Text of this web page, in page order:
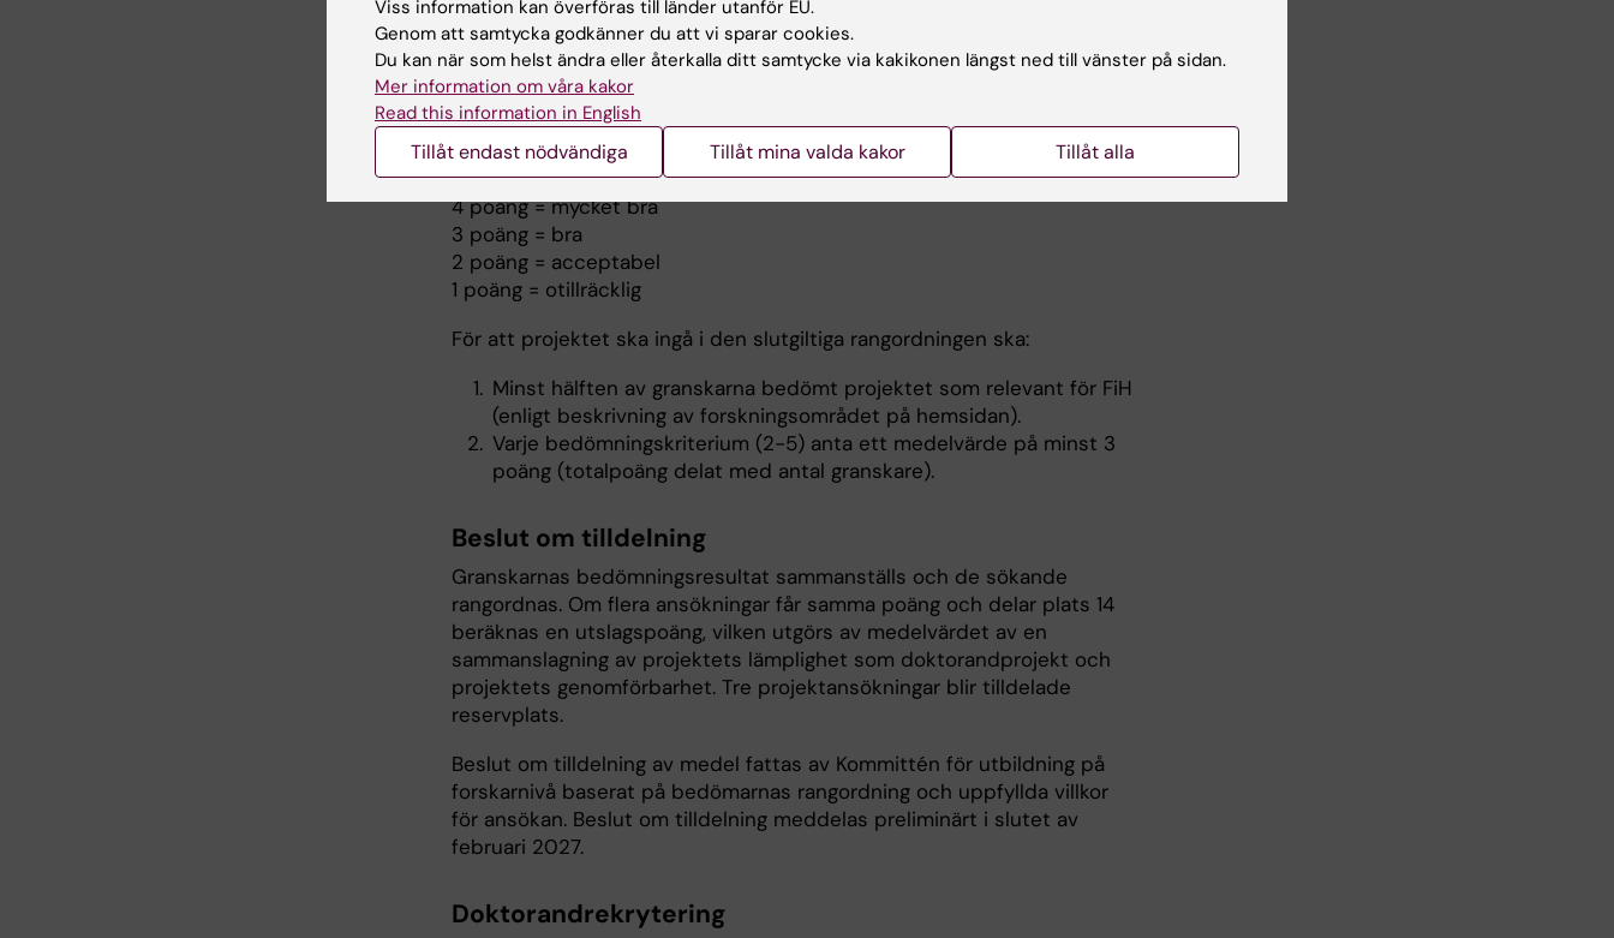
(ja/nej)
Projektets lämplighet som doktorandprojekt (1-5p)
Handledargruppens kompetens och doktorandens lärande (1-5p)
Projektets vetenskapliga kvalitet (1-5p)
Projektets genomförbarhet (1-5p)
5 poäng = utmärkt
4 poäng = mycket bra
3 poäng = bra
2 poäng = acceptabel
1 poäng = otillräcklig
För att projektet ska ingå i den slutgiltiga rangordningen ska:
Minst hälften av granskarna bedömt projektet som relevant för FiH
(enligt beskrivning av forskningsområdet på hemsidan).
Varje bedömningskriterium (2-5) anta ett medelvärde på minst 3
poäng (totalpoäng delat med antal granskare).
Beslut om tilldelning
Granskarnas bedömningsresultat sammanställs och de sökande
rangordnas. Om flera ansökningar får samma poäng och delar plats 14
beräknas en utslagspoäng, vilken utgörs av medelvärdet av en
sammanslagning av projektets lämplighet som doktorandprojekt och
projektets genomförbarhet. Tre projektansökningar blir tilldelade
reservplats.
Beslut om tilldelning av medel fattas av Kommittén för utbildning på
forskarnivå baserat på bedömarnas rangordning och uppfyllda villkor
för ansökan. Beslut om tilldelning meddelas preliminärt i slutet av
februari 2027.
Doktorandrekrytering
Viss information kan överföras till länder utanför EU.
Genom att samtycka godkänner du att vi sparar cookies.
Du kan när som helst ändra eller återkalla ditt samtycke via kakikonen längst ned till vänster på sidan.
Mer information om våra kakor
Read this information in English
Tillåt endast nödvändiga Tillåt mina valda kakor Tillåt alla